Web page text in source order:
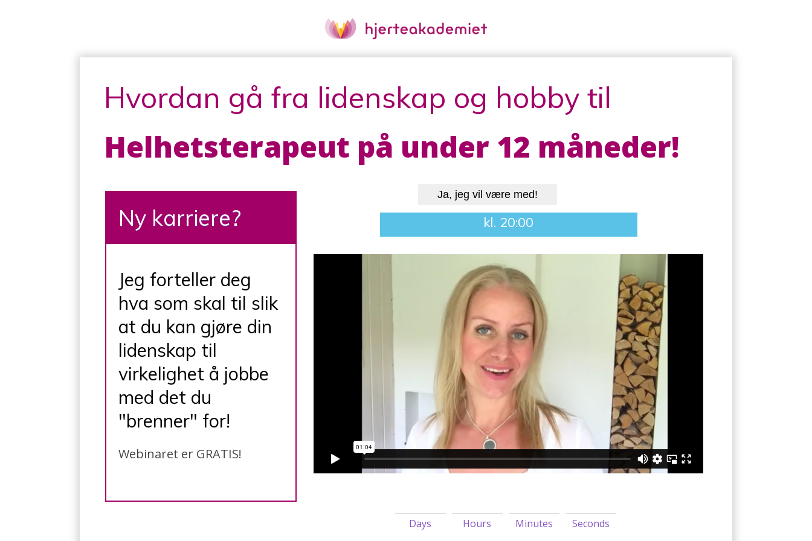
Hvordan gå fra lidenskap og hobby til
Helhetsterapeut på under 12 måneder!
Ny karriere?
Jeg forteller deg
hva som skal til slik
at du kan gjøre din
lidenskap til
virkelighet å jobbe
med det du
"brenner" for!
Webinaret er GRATIS!​
Ja, jeg vil være med!
kl. 20:00
Days Hours Minutes Seconds